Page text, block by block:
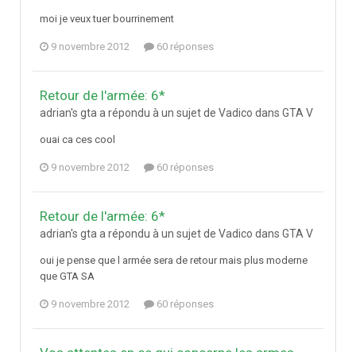
moi je veux tuer bourrinement
9 novembre 2012 60 réponses
Retour de l'armée: 6*
adrian's gta a répondu à un sujet de Vadico dans GTA V
ouai ca ces cool
9 novembre 2012 60 réponses
Retour de l'armée: 6*
adrian's gta a répondu à un sujet de Vadico dans GTA V
oui je pense que l armée sera de retour mais plus moderne
que GTA SA
9 novembre 2012 60 réponses